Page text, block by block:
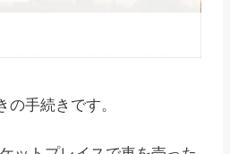
の手続きです。